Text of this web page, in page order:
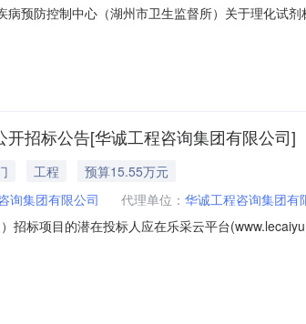
预防控制中心（湖州市卫生监督所）关于理化试
2、废标结果：序号标项名称废标理由其他事项四
招标公告[华诚工程咨询集团有限公司]
工程
预算15.55万元
询集团有限公司 代理单位： 华诚工程咨询集团有
招标项目的潜在投标人应在乐采云平台
招）数量：1项预算金额：155500元简要规格描述